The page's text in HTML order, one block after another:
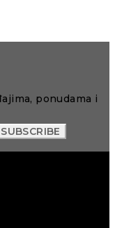
ponudama i